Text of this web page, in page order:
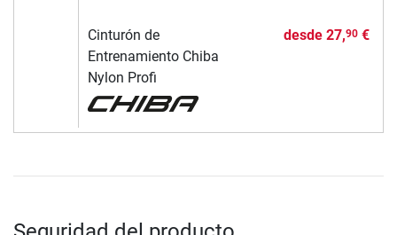
Cinturón de
Entrenamiento Chiba
Nylon Profi
desde 27,90€